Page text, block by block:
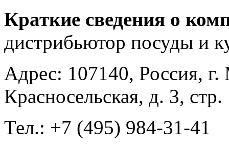
Краткие сведения о
дистрибьютор посуды и
Адрес: 107140, Россия,
Красносельская, д. 3, стр.
Тел.: +7 (495) 984-31-41